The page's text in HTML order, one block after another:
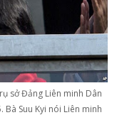
sở Đảng Liên minh Dân
Bà Suu Kyi nói Liên minh